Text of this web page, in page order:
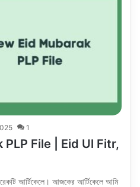
1
File | Eid Ul Fitr,
আর্টিকেলে। আজকের আর্টিকেলে আমি